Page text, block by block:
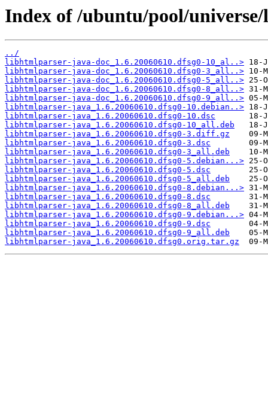
Index of /ubuntu/pool/
../
libhtmlparser-java-doc_1.6.20060610.dfsg0-10_al..>
libhtmlparser-java-doc_1.6.20060610.dfsg0-3_all..>
libhtmlparser-java-doc_1.6.20060610.dfsg0-5_all..>
libhtmlparser-java-doc_1.6.20060610.dfsg0-8_all..>
libhtmlparser-java-doc_1.6.20060610.dfsg0-9_all..>
libhtmlparser-java_1.6.20060610.dfsg0-10.debian..>
libhtmlparser-java_1.6.20060610.dfsg0-10.dsc
libhtmlparser-java_1.6.20060610.dfsg0-10_all.deb
libhtmlparser-java_1.6.20060610.dfsg0-3.diff.gz
libhtmlparser-java_1.6.20060610.dfsg0-3.dsc
libhtmlparser-java_1.6.20060610.dfsg0-3_all.deb
libhtmlparser-java_1.6.20060610.dfsg0-5.debian...>
libhtmlparser-java_1.6.20060610.dfsg0-5.dsc
libhtmlparser-java_1.6.20060610.dfsg0-5_all.deb
libhtmlparser-java_1.6.20060610.dfsg0-8.debian...>
libhtmlparser-java_1.6.20060610.dfsg0-8.dsc
libhtmlparser-java_1.6.20060610.dfsg0-8_all.deb
libhtmlparser-java_1.6.20060610.dfsg0-9.debian...>
libhtmlparser-java_1.6.20060610.dfsg0-9.dsc
libhtmlparser-java_1.6.20060610.dfsg0-9_all.deb
libhtmlparser-java_1.6.20060610.dfsg0.orig.tar.gz